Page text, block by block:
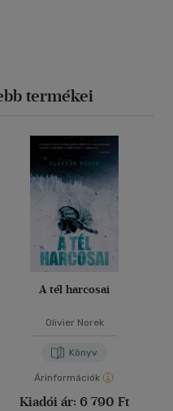
termékei
A tél harcosai
Olivier Norek
Könyv
Árinformációk
Kiadói ár: 6 790 Ft